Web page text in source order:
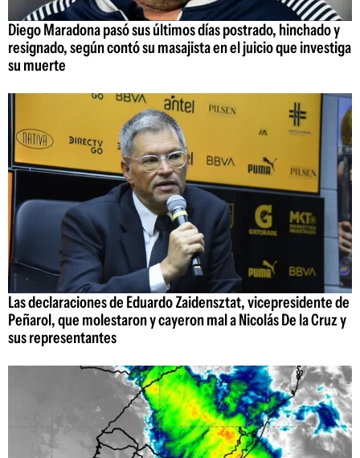
Diego Maradona pasó sus últimos días postrado, hinchado y
resignado, según contó su masajista en el juicio que investiga
su muerte
Las declaraciones de Eduardo Zaidensztat, vicepresidente de
Peñarol, que molestaron y cayeron mal a Nicolás De la Cruz y
sus representantes